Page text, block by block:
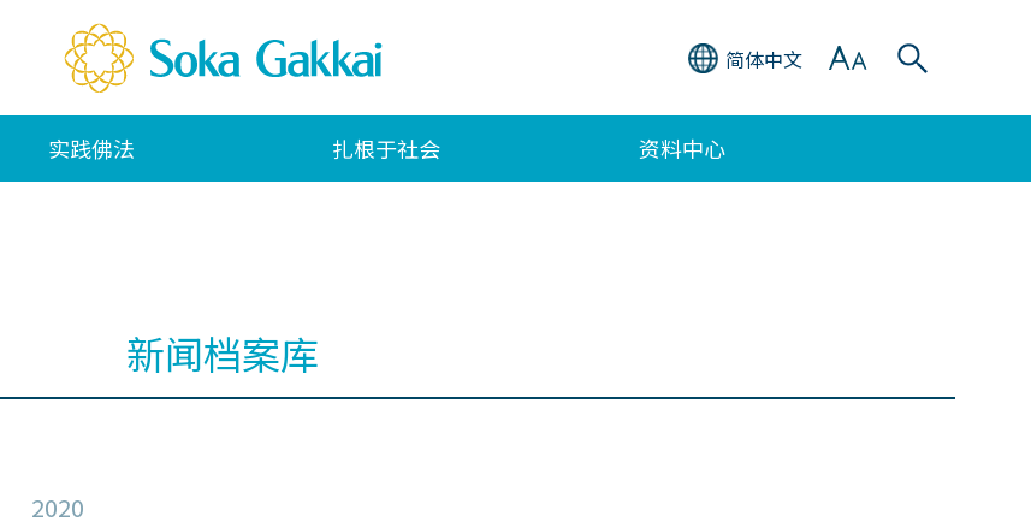
简体中文
实践佛法 扎根于社会 资料中心
新闻档案库
2020